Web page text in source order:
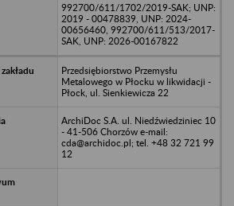
992700/611/1702/2019-SAK; UNP:
2019 - 00478839, UNP: 2024-
00656460, 992700/611/513/2017-
SAK, UNP: 2026-00167822
Przedsiębiorstwo Przemysłu
Metalowego w Płocku w likwidacji -
Płock, ul. Sienkiewicza 22
ArchiDoc S.A. ul. Niedźwiedziniec 10
- 41-506 Chorzów e-mail:
cda@archidoc.pl; tel. +48 32 721 99
12